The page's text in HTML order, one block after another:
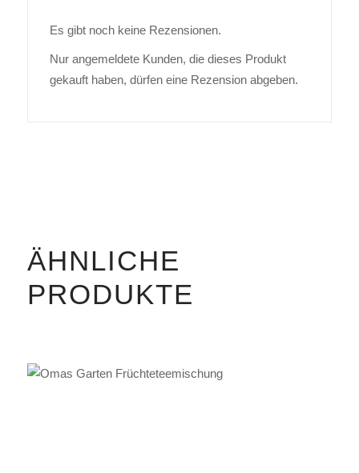
Es gibt noch keine Rezensionen.
Nur angemeldete Kunden, die dieses Produkt
gekauft haben, dürfen eine Rezension abgeben.
ÄHNLICHE
PRODUKTE